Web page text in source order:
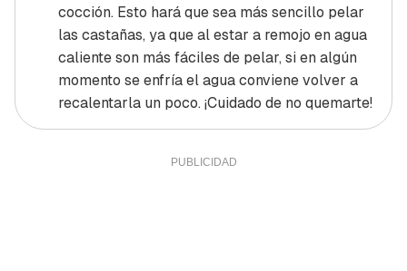
cocción. Esto hará que sea más sencillo pelar
las castañas, ya que al estar a remojo en agua
caliente son más fáciles de pelar, si en algún
momento se enfría el agua conviene volver a
recalentarla un poco. ¡Cuidado de no quemarte!